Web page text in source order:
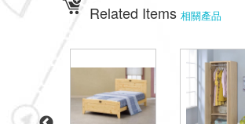
Related Items 相關產品